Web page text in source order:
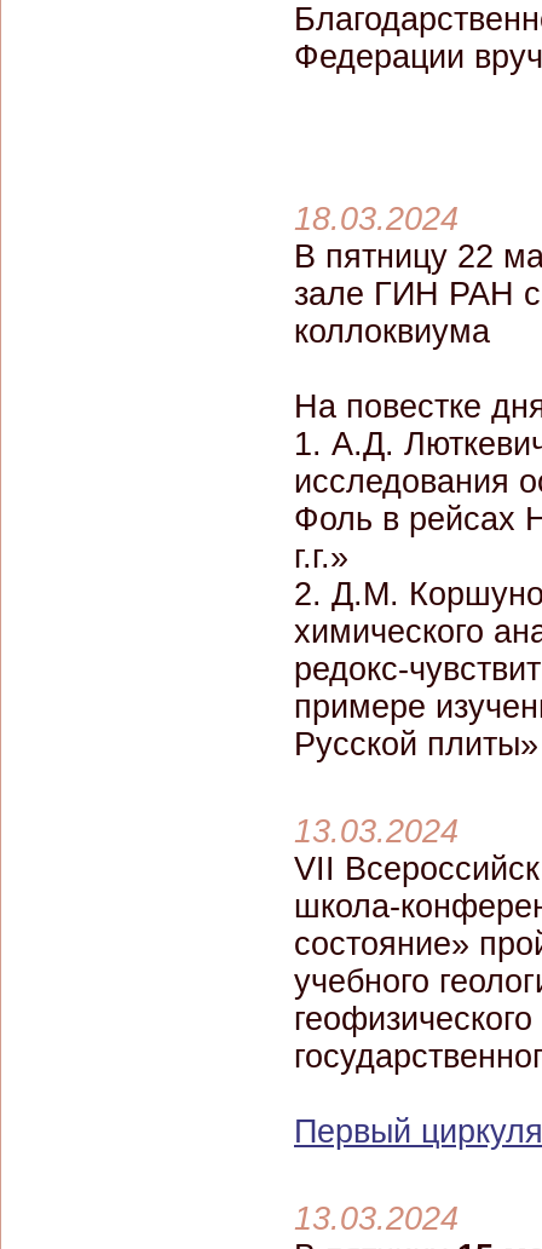
Федерации
18.03.2024
В пятницу 22
зале ГИН РАН
коллоквиума
На повестке
1. А.Д.
исследования
Фоль в рейсах
г.г.»
2. Д.М.
химического
редокс-
примере
Русской плиты»
13.03.2024
VII
школа-
состояние»
учебного
Первый
13.03.2024